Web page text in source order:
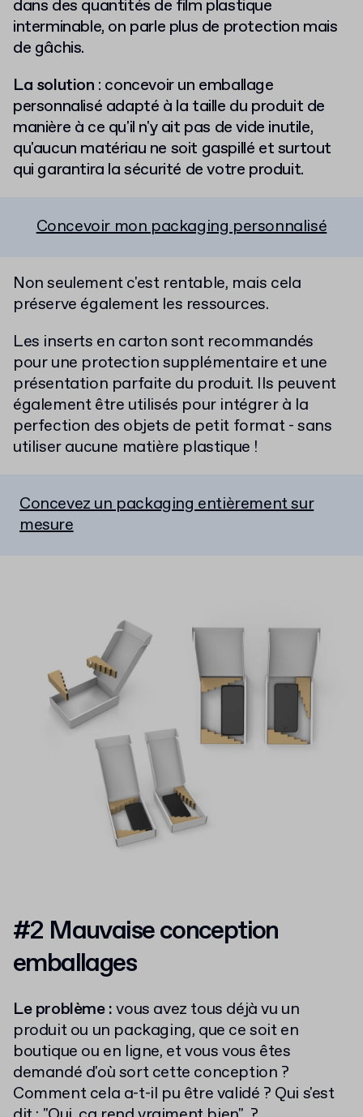
dans des quantités de film plastique
interminable, on parle plus de protection mais
de gâchis.
La solution : concevoir un emballage
personnalisé adapté à la taille du produit de
manière à ce qu'il n'y ait pas de vide inutile,
qu'aucun matériau ne soit gaspillé et surtout
qui garantira la sécurité de votre produit.
Concevoir mon packaging personnalisé
Non seulement c'est rentable, mais cela
préserve également les ressources.
Les inserts en carton sont recommandés
pour une protection supplémentaire et une
présentation parfaite du produit. Ils peuvent
également être utilisés pour intégrer à la
perfection des objets de petit format - sans
utiliser aucune matière plastique !
Concevez un packaging entièrement sur
mesure
#2 Mauvaise conception
emballages
Le problème :vous avez tous déjà vu un
produit ou un packaging, que ce soit en
boutique ou en ligne, et vous vous êtes
demandé d'où sort cette conception ?
Comment cela a-t-il pu être validé ? Qui s'est